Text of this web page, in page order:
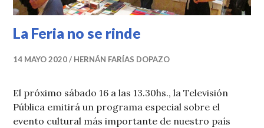
La Feria no se rinde
14 MAYO 2020 HERNÁN FARÍAS DOPAZO
El próximo sábado 16 a las 13.30hs., la Televisión
Pública emitirá un programa especial sobre el
evento cultural más importante de nuestro país